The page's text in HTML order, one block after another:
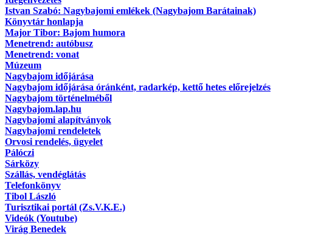
Istvan Szabó: Nagybajomi emlékek (Nagybajom Barátainak)
Könyvtár honlapja
Major Tibor: Bajom humora
Menetrend: autóbusz
Menetrend: vonat
Múzeum
Nagybajom időjárása
Nagybajom időjárása óránként, radarkép, kettő hetes előrejelzés
Nagybajom történelméből
Nagybajom.lap.hu
Nagybajomi alapítványok
Nagybajomi rendeletek
Orvosi rendelés, ügyelet
Pálóczi
Sárközy
Szállás, vendéglátás
Telefonkönyv
Tibol László
Turisztikai portál (Zs.V.K.E.)
Videók (Youtube)
Virág Benedek